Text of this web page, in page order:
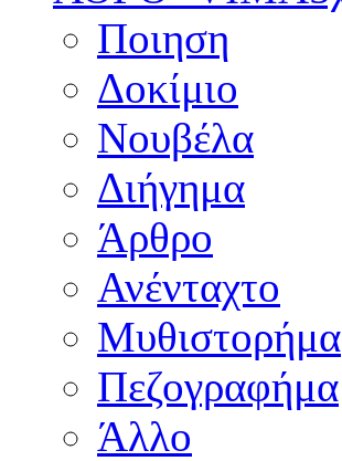
Ποιηση
Δοκίμιο
Νουβέλα
Διήγημα
Άρθρο
Ανένταχτο
Μυθιστορήμα
Πεζογραφήμα
Άλλο